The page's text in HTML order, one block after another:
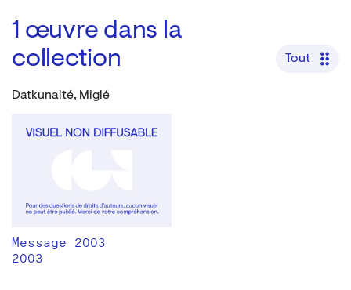
1 œuvre dans la
collection
Tout
Datkunaité, Miglé
Message 2003
2003